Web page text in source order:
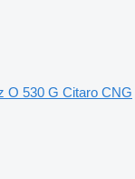
O 530 G Citaro CNG